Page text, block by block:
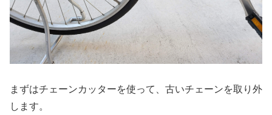
まずはチェーンカッターを使って、古いチェーンを取り外
します。